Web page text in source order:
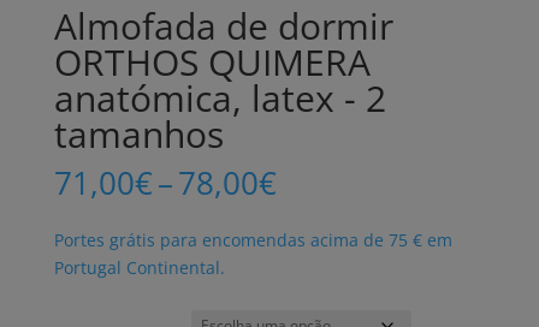
Almofada de dormir
ORTHOS QUIMERA
anatómica, latex - 2
tamanhos
71,00€–78,00€Price
range:
71,00€
Portes grátis para encomendas acima de 75 € em
Portugal Continental.